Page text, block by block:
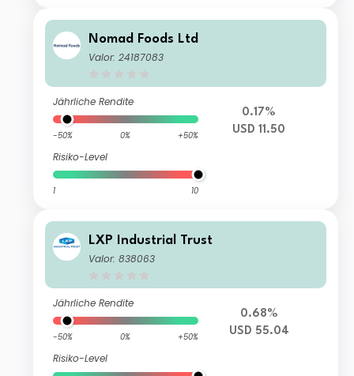
Nomad Foods Ltd
Valor: 24187083
Jährliche Rendite
-50% 0% +50%
Risiko-Level
1 10
0.17%
USD 11.50
LXP Industrial Trust
Valor: 838063
Jährliche Rendite
-50% 0% +50%
Risiko-Level
0.68%
USD 55.04